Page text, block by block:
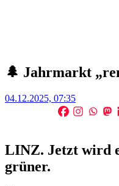
🌲 Jahrmarkt
Posted
04.12.2025, 07:35
LINZ. Jetzt wird
grüner.